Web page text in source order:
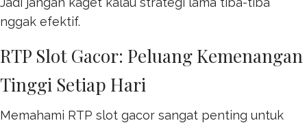
nggak efektif.
RTP Slot Gacor: Peluang Kemenangan
Tinggi Setiap Hari
Memahami RTP slot gacor sangat penting untuk